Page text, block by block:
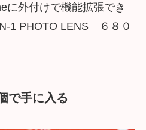
に外付けで機能拡張でき
1 PHOTO LENS ６８０
で手に入る